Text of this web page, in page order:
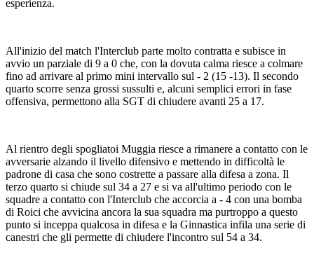
esperienza.
All'inizio del match l'Interclub parte molto contratta e subisce in
avvio un parziale di 9 a 0 che, con la dovuta calma riesce a colmare
fino ad arrivare al primo mini intervallo sul - 2 (15 -13). Il secondo
quarto scorre senza grossi sussulti e, alcuni semplici errori in fase
offensiva, permettono alla SGT di chiudere avanti 25 a 17.
Al rientro degli spogliatoi Muggia riesce a rimanere a contatto con le
avversarie alzando il livello difensivo e mettendo in difficoltà le
padrone di casa che sono costrette a passare alla difesa a zona. Il
terzo quarto si chiude sul 34 a 27 e si va all'ultimo periodo con le
squadre a contatto con l'Interclub che accorcia a - 4 con una bomba
di Roici che avvicina ancora la sua squadra ma purtroppo a questo
punto si inceppa qualcosa in difesa e la Ginnastica infila una serie di
canestri che gli permette di chiudere l'incontro sul 54 a 34.